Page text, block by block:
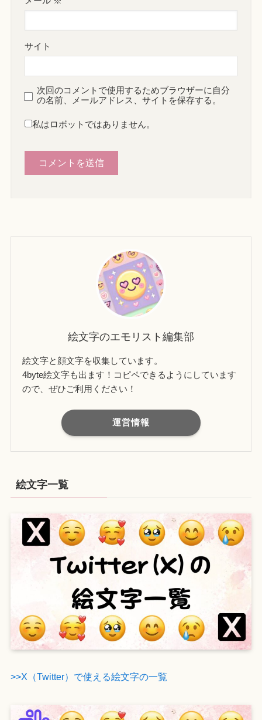
サイト
次回のコメントで使用するためブラウザーに自分
の名前、メールアドレス、サイトを保存する。
私はロボットではありません。
絵文字のエモリスト編集部
絵文字と顔文字を収集しています。
4byte絵文字も出ます！コピペできるようにしています
ので、ぜひご利用ください！
運営情報
絵文字一覧
>>X（Twitter）で使える絵文字の一覧